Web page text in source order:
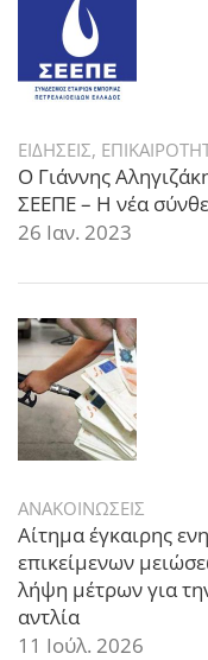
ΕΙΔΗΣΕΙΣ,
Ο Γιάννης
ΣΕΕΠΕ – Η νέα
26 Ιαν. 2023
ΑΝΑΚΟΙΝΩΣΕΙΣ
Αίτημα έγκαιρης
επικείμενων
λήψη μέτρων για
αντλία
11 Ιούλ. 2026